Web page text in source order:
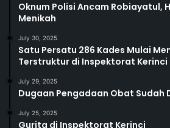
Oknum Polisi Ancam Robiayatul,
Menikah
July 30, 2025
Satu Persatu 286 Kades Mulai
Terstruktur di Inspektorat Kerinci
July 29, 2025
Dugaan Pengadaan Obat Sudah
July 25, 2025
Gurita di Inspektorat Kerinci